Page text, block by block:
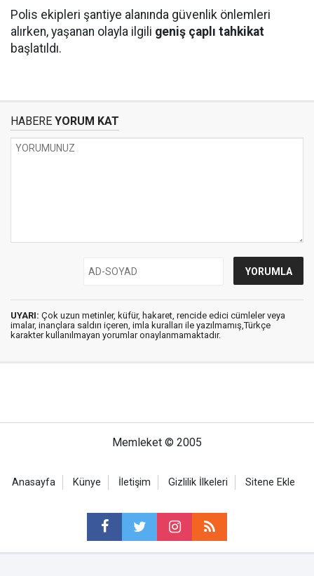
Polis ekipleri şantiye alanında güvenlik önlemleri
alırken, yaşanan olayla ilgili geniş çaplı tahkikat
başlatıldı.
HABERE YORUM KAT
UYARI: Çok uzun metinler, küfür, hakaret, rencide edici cümleler veya
imalar, inançlara saldırı içeren, imla kuralları ile yazılmamış,Türkçe
karakter kullanılmayan yorumlar onaylanmamaktadır.
Memleket © 2005
Anasayfa Künye İletişim Gizlilik İlkeleri Sitene Ekle